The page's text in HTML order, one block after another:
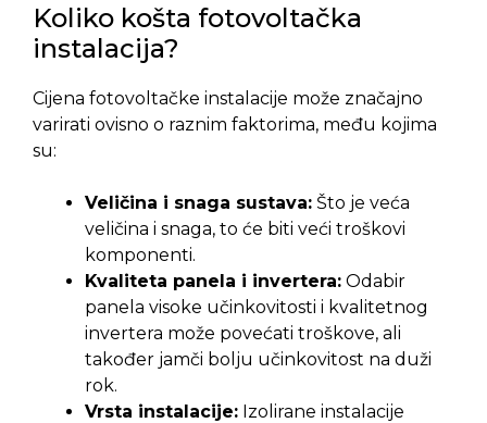
Koliko košta fotovoltačka
instalacija?
Cijena fotovoltačke instalacije može značajno
varirati ovisno o raznim faktorima, među kojima
su:
Veličina i snaga sustava: Što je veća
veličina i snaga, to će biti veći troškovi
komponenti.
Kvaliteta panela i invertera: Odabir
panela visoke učinkovitosti i kvalitetnog
invertera može povećati troškove, ali
također jamči bolju učinkovitost na duži
rok.
Vrsta instalacije: Izolirane instalacije